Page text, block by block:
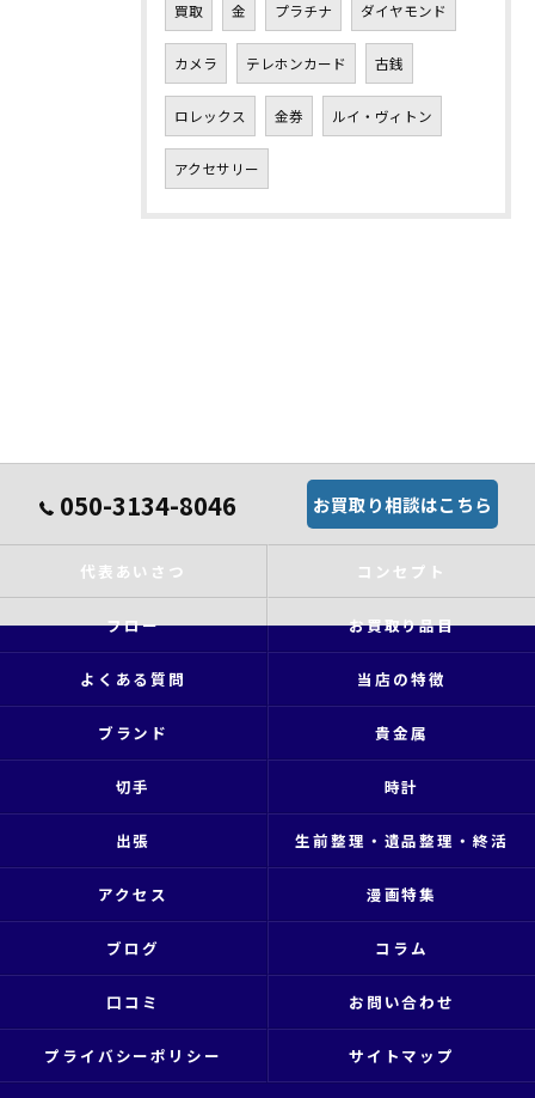
買取 金 プラチナ ダイヤモンド
カメラ テレホンカード 古銭
ロレックス 金券 ルイ・ヴィトン
アクセサリー
050-3134-8046 お買取り相談はこちら
代表あいさつ コンセプト
フロー お買取り品目
よくある質問 当店の特徴
ブランド 貴金属
切手 時計
出張 生前整理・遺品整理・終活
アクセス 漫画特集
ブログ コラム
口コミ お問い合わせ
プライバシーポリシー サイトマップ